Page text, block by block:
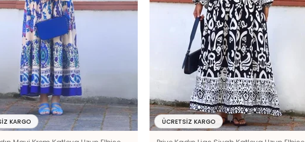
KARGO ÜCRETSIZ KARGO